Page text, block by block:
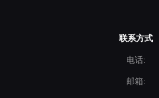
联系方式
电话:
邮箱: